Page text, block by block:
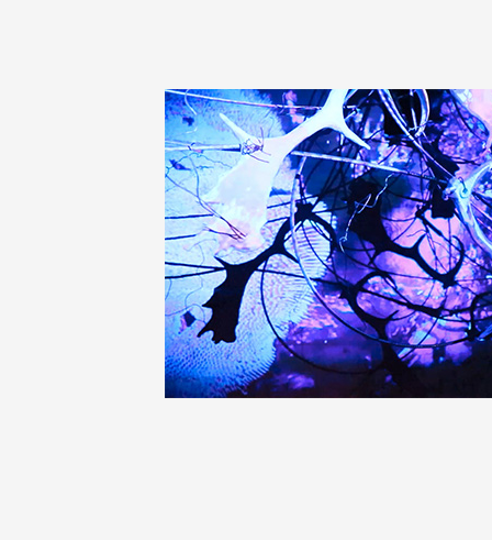
Artistes
De A à Z
Année par année
Collection vidéos